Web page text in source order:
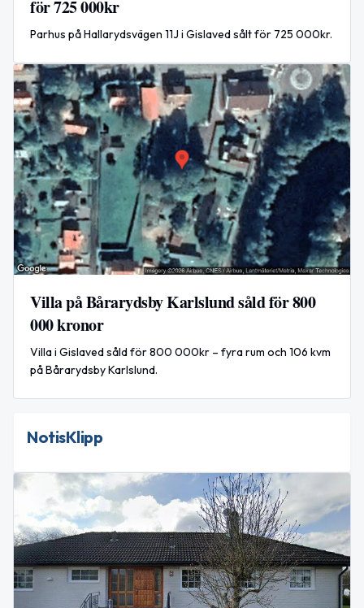
för 725 000kr
Parhus på Hallarydsvägen 11J i Gislaved sålt för 725 000kr.
Villa på Bårarydsby Karlslund såld för 800
000 kronor
Villa i Gislaved såld för 800 000kr – fyra rum och 106 kvm
på Bårarydsby Karlslund.
NotisKlipp